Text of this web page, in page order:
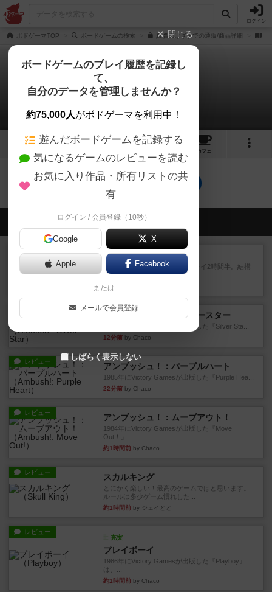
ログイン
ボドゲーマTOP ボードゲームの検索 真贋のはざまでの通販/商品詳細 作
真贋のはざまで
0件の動画
11 3
カフェ
真贋のはざまでのトップに戻る
会員の新しい投稿
レビュー マーリン
４人プレイ。インスト1時間プレイ2時間半。結構
ダイス運と手札のカード運...
9分前
アンブッシュ！：シルバースター
1987年にVictory Gamesが出版した『Silver Sta...
12分前 by Chaco
レビュー アンブッシュ！：パープルハート
1985年にVictory Gamesが出版した『Purple Hea...
22分前 by Chaco
レビュー アンブッシュ！：ムーブアウト！
1984年にVictory Gamesが出版した『Move
Out！』...
約1時間前 by Chaco
レビュー スカルキング
とにかく楽しい！最高のゲームではと思います。
ルールは多少ゲーム慣れした...
約1時間前 by ジェイとと
レビュー
充実
プレイボーイ
1986年にVictory Gamesが出版した『Playboy』
は、...
約1時間前 by Chaco
閉じる
ボードゲームのプレイ履歴を記録し
て、
自分のデータを管理しませんか？
約75,000人がボドゲーマを利用中！
遊んだボードゲームを記録する
気になるゲームのレビューを読む
お気に入り作品・所有リストの共
有
ログイン / 会員登録（10秒）
Google X
Apple Facebook
または
メールで会員登録
しばらく表示しない